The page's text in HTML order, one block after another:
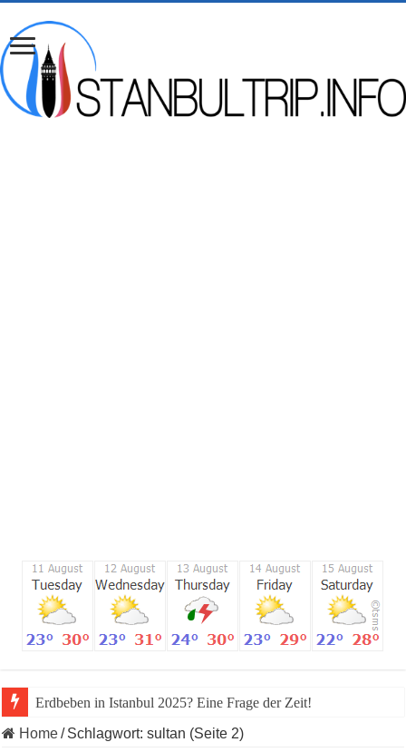
Erdbeben in Istanbul 2025? Eine Frage der Zeit!
Home/ Schlagwort:sultan (Seite 2)